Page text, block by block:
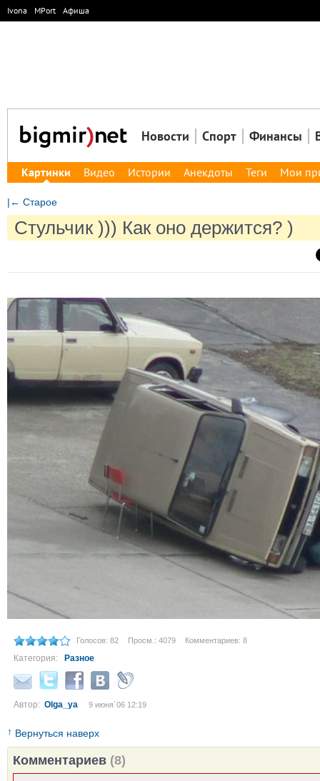
Ivona MPort Афиша
Новости Спорт Финансы
Картинки Видео Истории Анекдоты Теги Мои
|← Старое
Стульчик ))) Как оно держится? )
Голосов: 82 Просм.: 4079 Комментариев: 8
Категория: Разное
Автор: Olga_ya 9 июня´06 12:19
↑ Вернуться наверх
Комментариев (8)